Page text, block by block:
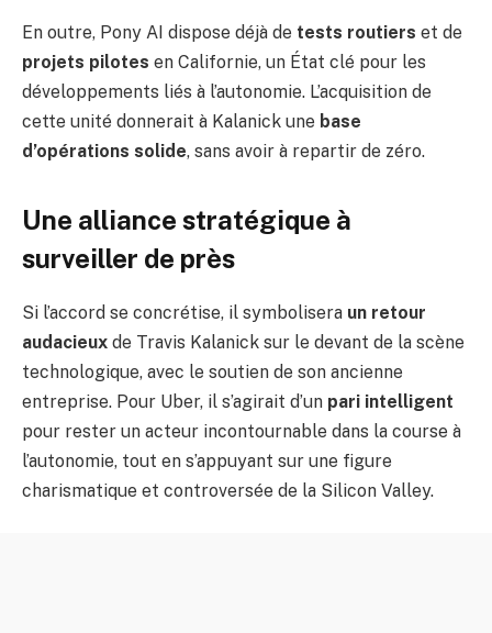
En outre, Pony AI dispose déjà de tests routiers et de
projets pilotes en Californie, un État clé pour les
développements liés à l’autonomie. L’acquisition de
cette unité donnerait à Kalanick une base
d’opérations solide, sans avoir à repartir de zéro.
Une alliance stratégique à
surveiller de près
Si l’accord se concrétise, il symbolisera un retour
audacieux de Travis Kalanick sur le devant de la scène
technologique, avec le soutien de son ancienne
entreprise. Pour Uber, il s’agirait d’un pari intelligent
pour rester un acteur incontournable dans la course à
l’autonomie, tout en s’appuyant sur une figure
charismatique et controversée de la Silicon Valley.